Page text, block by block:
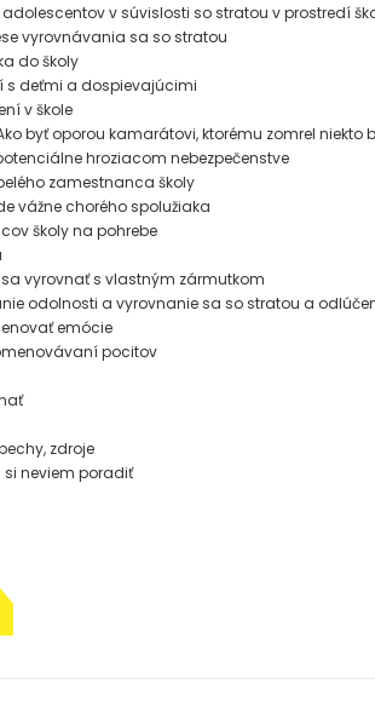
v súvislosti so stratou v prostredí
vyrovnávania sa so stratou
do školy
s deťmi a dospievajúcimi
v škole
byť oporou kamarátovi, ktorému zomrel niekto
hroziacom nebezpečenstve
zamestnanca školy
vážne chorého spolužiaka
školy na pohrebe
vyrovnať s vlastným zármutkom
odolnosti a vyrovnanie sa so stratou a
emócie
pocitov
zdroje
si neviem poradiť